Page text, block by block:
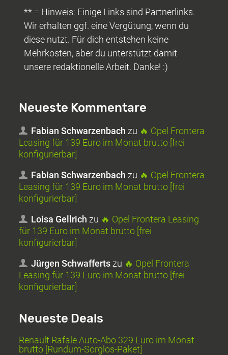
** = Hinweis: Einige Links sind Partnerlinks.
Wir erhalten ggf. eine Vergütung, wenn du
diese nutzt. Für dich entstehen keine
Mehrkosten, aber du unterstützt damit
unsere redaktionelle Arbeit. Danke! :)
Neueste Kommentare
Fabian Schwarzenbach zu 🔥 Opel Frontera
Leasing für 139 Euro im Monat brutto [frei
konfigurierbar]
Fabian Schwarzenbach zu 🔥 Opel Frontera
Leasing für 139 Euro im Monat brutto [frei
konfigurierbar]
Loisa Gellrich zu 🔥 Opel Frontera Leasing
für 139 Euro im Monat brutto [frei
konfigurierbar]
Jürgen Schwafferts zu 🔥 Opel Frontera
Leasing für 139 Euro im Monat brutto [frei
konfigurierbar]
Neueste Deals
Renault Rafale Auto-Abo 329 Euro im Monat
brutto [Rundum-Sorglos-Paket]